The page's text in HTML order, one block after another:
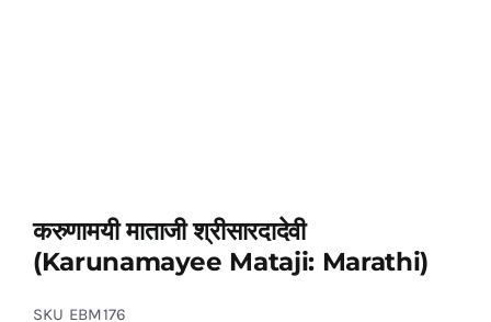
करुणामयी माताजी श्रीसारदादेवी
(Karunamayee Mataji: Marathi)
SKU EBM176